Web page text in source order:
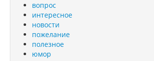
вопрос
интересное
новости
пожелание
полезное
юмор